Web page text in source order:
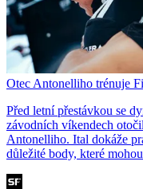
Otec Antonelliho trénuje
Před letní přestávkou se
závodních víkendech
Antonelliho. Ital dokáže
důležité body, které